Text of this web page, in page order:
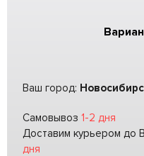
Ваш город:
Самовывоз 1-2 дня
Доставим курьером до
дня